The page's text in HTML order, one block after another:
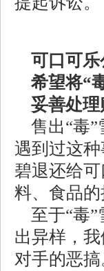
可口可乐
希望将“
妥善处
售出“毒”
遇到过这
碧退还给
料、食品
至于“毒”
出异样，
对手的恶搞